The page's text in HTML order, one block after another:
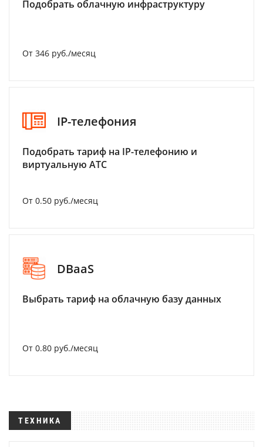
Подобрать облачную инфраструктуру
От 346 руб./месяц
IP-телефония
Подобрать тариф на IP-телефонию и
виртуальную АТС
От 0.50 руб./месяц
DBaaS
Выбрать тариф на облачную базу данных
От 0.80 руб./месяц
ТЕХНИКА